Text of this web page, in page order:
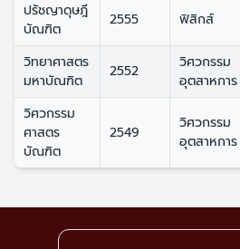
ปรัชญาดุษฎี
บัณฑิต
2555 ฟิสิกส์
วิทยาศาสตร
มหาบัณฑิต
2552
วิศวกรรม
อุตสาหการ
วิศวกรรม
ศาสตร
บัณฑิต
2549
วิศวกรรม
อุตสาหการ